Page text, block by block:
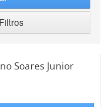
Soares Junior